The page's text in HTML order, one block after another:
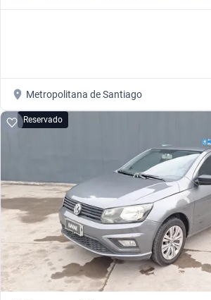
Metropolitana de Santiago
Reservado